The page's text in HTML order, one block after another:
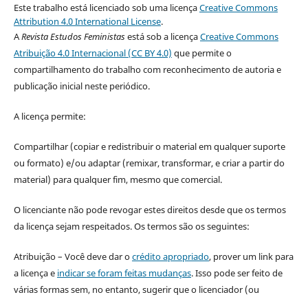
Este trabalho está licenciado sob uma licençaCreative Commons
Attribution 4.0 International License.
ARevista Estudos Feministasestá sob a licençaCreative Commons
Atribuição 4.0 Internacional (CC BY 4.0) que permite o
compartilhamento do trabalho com reconhecimento de autoria e
publicação inicial neste periódico.
A licença permite:
Compartilhar (copiar e redistribuir o material em qualquer suporte
ou formato) e/ou adaptar (remixar, transformar, e criar a partir do
material) para qualquer fim, mesmo que comercial.
O licenciante não pode revogar estes direitos desde que os termos
da licença sejam respeitados. Os termos são os seguintes:
Atribuição – Você deve dar ocrédito apropriado, prover um link para
a licença e indicar se foram feitas mudanças. Isso pode ser feito de
várias formas sem, no entanto, sugerir que o licenciador (ou